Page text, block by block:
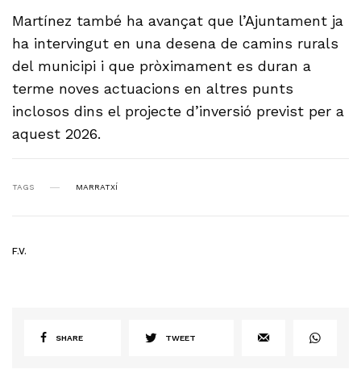
Martínez també ha avançat que l’Ajuntament ja
ha intervingut en una desena de camins rurals
del municipi i que pròximament es duran a
terme noves actuacions en altres punts
inclosos dins el projecte d’inversió previst per a
aquest 2026.
TAGS MARRATXÍ
F.V.
SHARE TWEET